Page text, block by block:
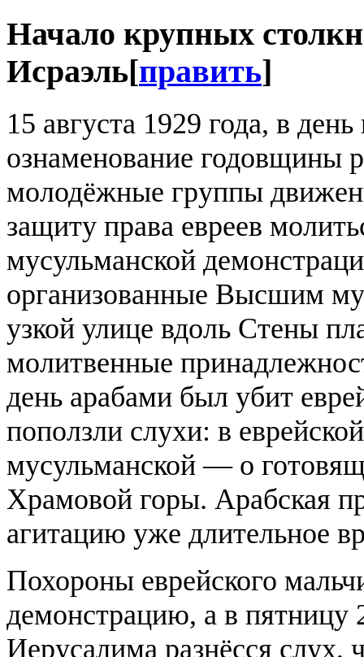
Начало крупных
Исраэль[править]
15 августа 1929 года, в
ознаменование годовщины
молодёжные группы
защиту права евреев
мусульманской
организованные Высшим
узкой улице вдоль Стены
молитвенные
день арабами был убит
поползли слухи: в
мусульманской — о
Храмовой горы. Арабская
агитацию уже длительное
Похороны еврейского
демонстрацию, а в пятницу
Иерусалима разнёсся слух,